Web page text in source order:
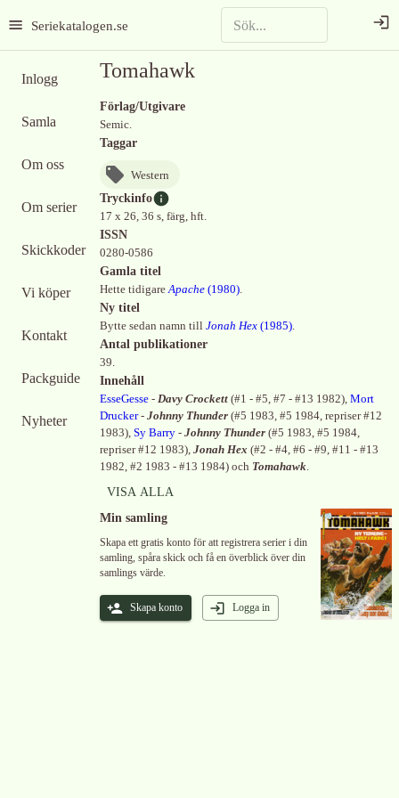
Seriekatalogen.se
Inlogg
Samla
Om oss
Om serier
Skickkoder
Vi köper
Kontakt
Packguide
Nyheter
Tomahawk
Förlag/Utgivare
Semic.
Taggar
Western
Tryckinfo
17 x 26, 36 s, färg, hft.
ISSN
0280-0586
Gamla titel
Hette tidigareApache (1980).
Ny titel
Bytte sedan namn till Jonah Hex (1985).
Antal publikationer
39.
Innehåll
EsseGesse - Davy Crockett (#1 - #5, #7 - #13 1982), Mort
Drucker- Johnny Thunder (#5 1983, #5 1984, repriser #12
1983), Sy Barry - Johnny Thunder (#5 1983, #5 1984,
repriser #12 1983), Jonah Hex (#2 - #4, #6 - #9, #11 - #13
1982, #2 1983 - #13 1984) och Tomahawk.
VISA ALLA
Min samling
Skapa ett gratis konto för att registrera serier i din
samling, spåra skick och få en överblick över din
samlings värde.
Skapa konto Logga in